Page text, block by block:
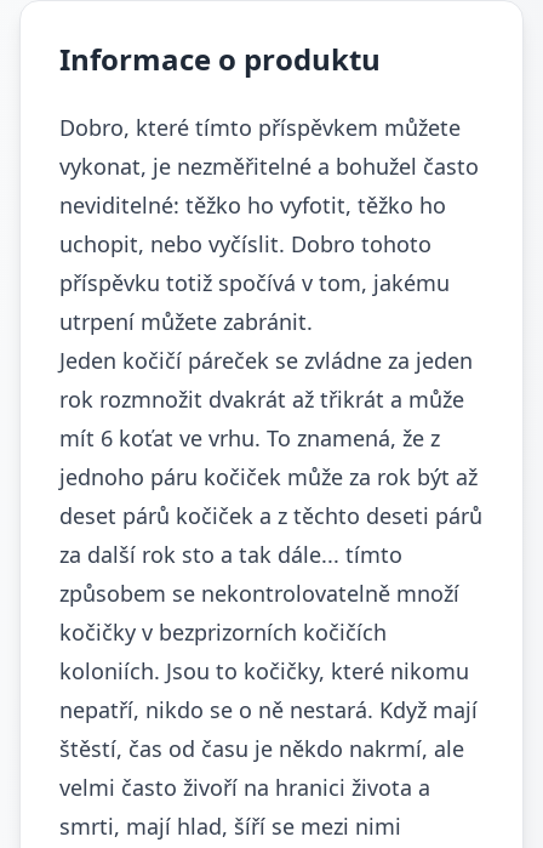
Informace o produktu
Dobro, které tímto příspěvkem můžete
vykonat, je nezměřitelné a bohužel často
neviditelné: těžko ho vyfotit, těžko ho
uchopit, nebo vyčíslit. Dobro tohoto
příspěvku totiž spočívá v tom, jakému
utrpení můžete zabránit.
Jeden kočičí páreček se zvládne za jeden
rok rozmnožit dvakrát až třikrát a může
mít 6 koťat ve vrhu. To znamená, že z
jednoho páru kočiček může za rok být až
deset párů kočiček a z těchto deseti párů
za další rok sto a tak dále... tímto
způsobem se nekontrolovatelně množí
kočičky v bezprizorních kočičích
koloniích. Jsou to kočičky, které nikomu
nepatří, nikdo se o ně nestará. Když mají
štěstí, čas od času je někdo nakrmí, ale
velmi často živoří na hranici života a
smrti, mají hlad, šíří se mezi nimi